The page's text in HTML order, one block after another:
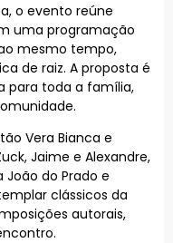
o evento reúne
uma programação
mesmo tempo,
de raiz. A proposta é
para toda a família,
Vera Bianca e
Jaime e Alexandre,
João do Prado e
clássicos da
autorais,